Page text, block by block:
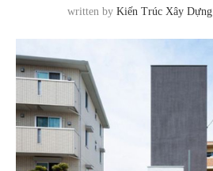
written by Kiến Trúc Xây Dựng